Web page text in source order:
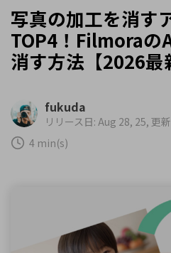
ビデオソリューション
動画編集関連知識
動画編集のコツ
サポート
カスタマーサポート
ブランド紹介
検索
写真の加工を消す
TOP4！Filmoraの
消す方法【2026最
fukuda
リリース日: Aug 28, 25, 更
4 min(s)